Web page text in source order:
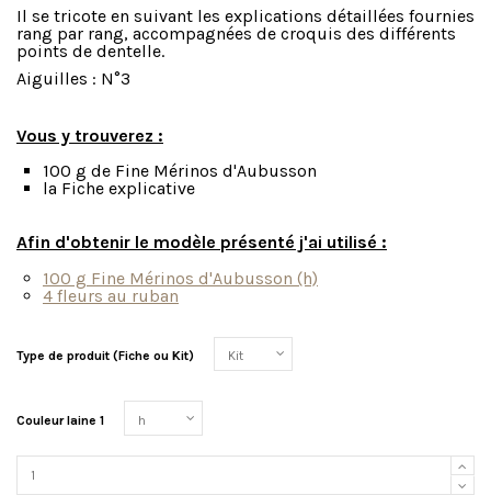
Il se tricote en suivant les explications détaillées fournies
rang par rang, accompagnées de croquis des différents
points de dentelle.
Aiguilles : N°3
Vous y trouverez :
100 g de Fine Mérinos d'Aubusson
la Fiche explicative
Afin d'obtenir le modèle présenté j'ai utilisé :
100 g Fine Mérinos d'Aubusson (h)
4 fleurs au ruban
Type de produit (Fiche ou Kit)
Couleur laine 1